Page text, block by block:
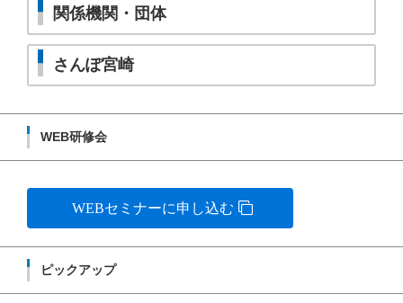
関係機関・団体
さんぽ宮崎
WEB研修会
WEBセミナーに申し込む
ピックアップ